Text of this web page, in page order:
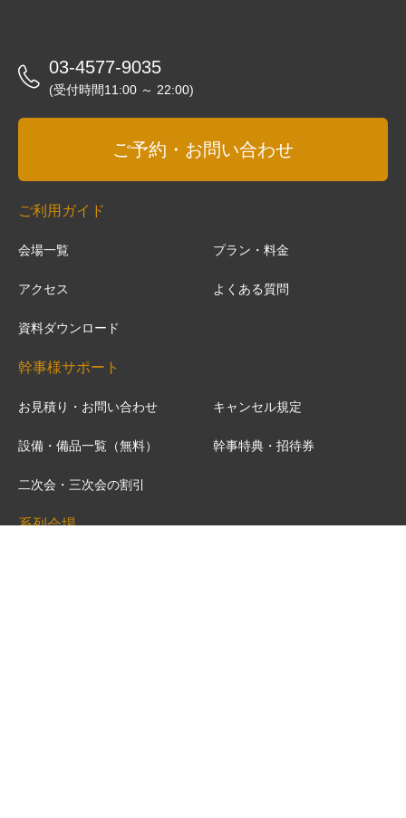
03-4577-9035
(受付時間11:00 ～ 22:00)
ご予約・お問い合わせ
ご利用ガイド
会場一覧 プラン・料金
アクセス よくある質問
資料ダウンロード
幹事様サポート
お見積り・お問い合わせ キャンセル規定
設備・備品一覧（無料） 幹事特典・招待券
二次会・三次会の割引
系列会場